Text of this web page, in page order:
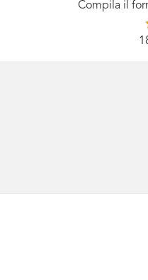
Compila il